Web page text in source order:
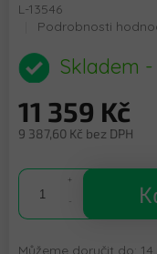
L-13546
Průměrné
produktu
je
5
Podrobnosti
Skladem
11 359 Kč
9 387,60 Kč bez DPH
cena:
Můžeme doručit do: